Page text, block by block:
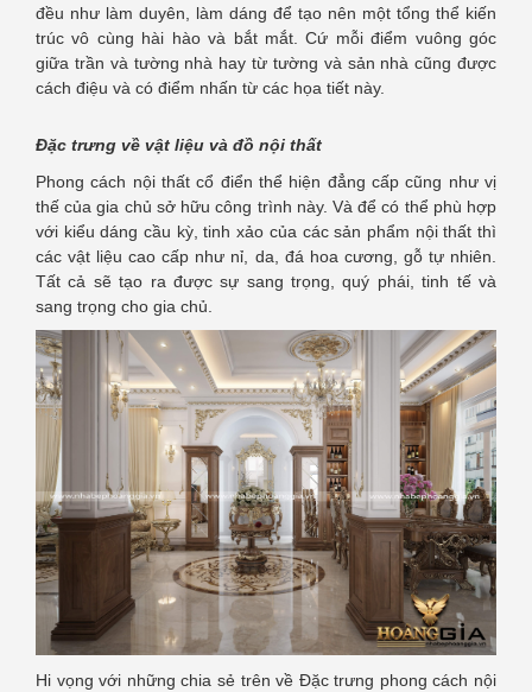
đều như làm duyên, làm dáng để tạo nên một tổng thể kiến
trúc vô cùng hài hào và bắt mắt. Cứ mỗi điểm vuông góc
giữa trần và tường nhà hay từ tường và sản nhà cũng được
cách điệu và có điểm nhấn từ các họa tiết này.
Đặc trưng về vật liệu và đồ nội thất
Phong cách nội thất cổ điển thể hiện đẳng cấp cũng như vị
thế của gia chủ sở hữu công trình này. Và để có thể phù hợp
với kiểu dáng cầu kỳ, tinh xảo của các sản phẩm nội thất thì
các vật liệu cao cấp như nỉ, da, đá hoa cương, gỗ tự nhiên.
Tất cả sẽ tạo ra được sự sang trọng, quý phái, tinh tế và
sang trọng cho gia chủ.
Hi vọng với những chia sẻ trên về Đặc trưng phong cách nội